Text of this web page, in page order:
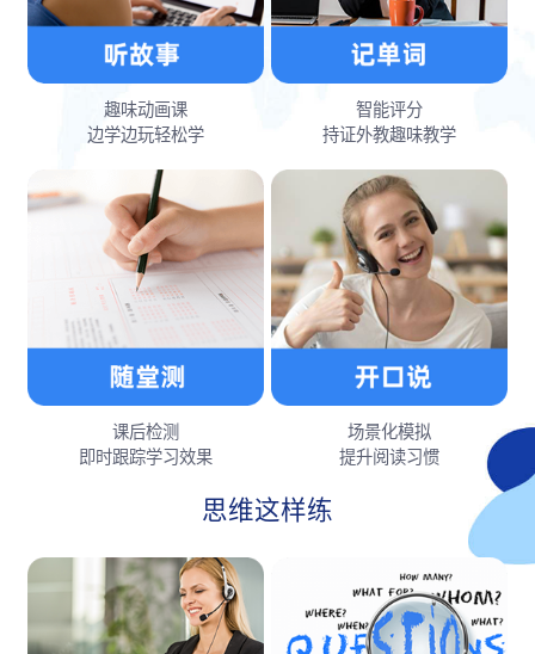
趣味动画课
边学边玩轻松学
智能评分
持证外教趣味教学
课后检测
即时跟踪学习效果
场景化模拟
提升阅读习惯
思维这样练